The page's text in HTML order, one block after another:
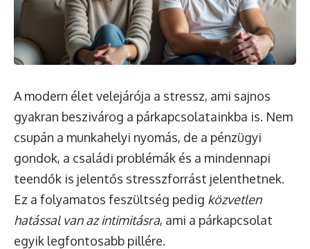
A modern élet velejárója a stressz, ami sajnos
gyakran beszivárog a párkapcsolatainkba is. Nem
csupán a munkahelyi nyomás, de a pénzügyi
gondok, a családi problémák és a mindennapi
teendők is jelentős stresszforrást jelenthetnek.
Ez a folyamatos feszültség pedig közvetlen
hatással van az intimitásra, ami a párkapcsolat
egyik legfontosabb pillére.